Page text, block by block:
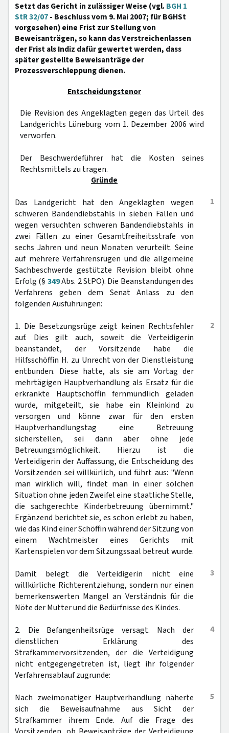
Setzt das Gericht in zulässiger Weise (vgl.BGH 1
StR 32/07- Beschluss vom 9. Mai 2007; für BGHSt
vorgesehen) eine Frist zur Stellung von
Beweisanträgen, so kann das Verstreichenlassen
der Frist als Indiz dafür gewertet werden, dass
später gestellte Beweisanträge der
Prozessverschleppung dienen.
Entscheidungstenor
Die Revision des Angeklagten gegen das Urteil des
Landgerichts Lüneburg vom 1. Dezember 2006 wird
verworfen.
Der Beschwerdeführer hat die Kosten seines
Rechtsmittels zu tragen.
Gründe
1
Das Landgericht hat den Angeklagten wegen
schweren Bandendiebstahls in sieben Fällen und
wegen versuchten schweren Bandendiebstahls in
zwei Fällen zu einer Gesamtfreiheitsstrafe von
sechs Jahren und neun Monaten verurteilt. Seine
auf mehrere Verfahrensrügen und die allgemeine
Sachbeschwerde gestützte Revision bleibt ohne
Erfolg (§ 349Abs. 2 StPO). Die Beanstandungen des
Verfahrens geben dem Senat Anlass zu den
folgenden Ausführungen:
2
1. Die Besetzungsrüge zeigt keinen Rechtsfehler
auf. Dies gilt auch, soweit die Verteidigerin
beanstandet, der Vorsitzende habe die
Hilfsschöffin H. zu Unrecht von der Dienstleistung
entbunden. Diese hatte, als sie am Vortag der
mehrtägigen Hauptverhandlung als Ersatz für die
erkrankte Hauptschöffin fernmündlich geladen
wurde, mitgeteilt, sie habe ein Kleinkind zu
versorgen und könne zwar für den ersten
Hauptverhandlungstag eine Betreuung
sicherstellen, sei dann aber ohne jede
Betreuungsmöglichkeit. Hierzu ist die
Verteidigerin der Auffassung, die Entscheidung des
Vorsitzenden sei willkürlich, und führt aus: "Wenn
man wirklich will, findet man in einer solchen
Situation ohne jeden Zweifel eine staatliche Stelle,
die sachgerechte Kinderbetreuung übernimmt."
Ergänzend berichtet sie, es schon erlebt zu haben,
wie das Kind einer Schöffin während der Sitzung von
einem Wachtmeister eines Gerichts mit
Kartenspielen vor dem Sitzungssaal betreut wurde.
3
Damit belegt die Verteidigerin nicht eine
willkürliche Richterentziehung, sondern nur einen
bemerkenswerten Mangel an Verständnis für die
Nöte der Mutter und die Bedürfnisse des Kindes.
4
2. Die Befangenheitsrüge versagt. Nach der
dienstlichen Erklärung des
Strafkammervorsitzenden, der die Verteidigung
nicht entgegengetreten ist, liegt ihr folgender
Verfahrensablauf zugrunde:
5
Nach zweimonatiger Hauptverhandlung näherte
sich die Beweisaufnahme aus Sicht der
Strafkammer ihrem Ende. Auf die Frage des